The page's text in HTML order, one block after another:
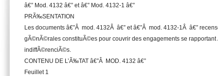
â€” Mod. 4132 â€” et â€” Mod. 4132-1 â€”
PRÃ‰SENTATION
Les documents â€”Â mod. 4132Â â€” et â€”Â mod. 4132-1Â â€”
gÃ©nÃ©rales constituÃ©es pour couvrir des engagements se
indiffÃ©renciÃ©s.
CONTENU DE L’Ã‰TAT â€”Â MOD. 4132 â€”
Feuillet 1